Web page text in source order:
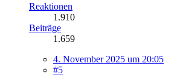
Reaktionen
1.910
Beiträge
1.659
4. November 2025 um 20:05
#5